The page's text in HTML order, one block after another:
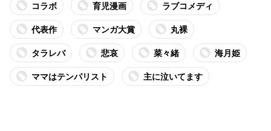
コラボ 育児漫画 ラブコメディ
代表作 マンガ大賞 丸裸
タラレバ 悲哀 菜々緒 海月姫
ママはテンパリスト 主に泣いてます